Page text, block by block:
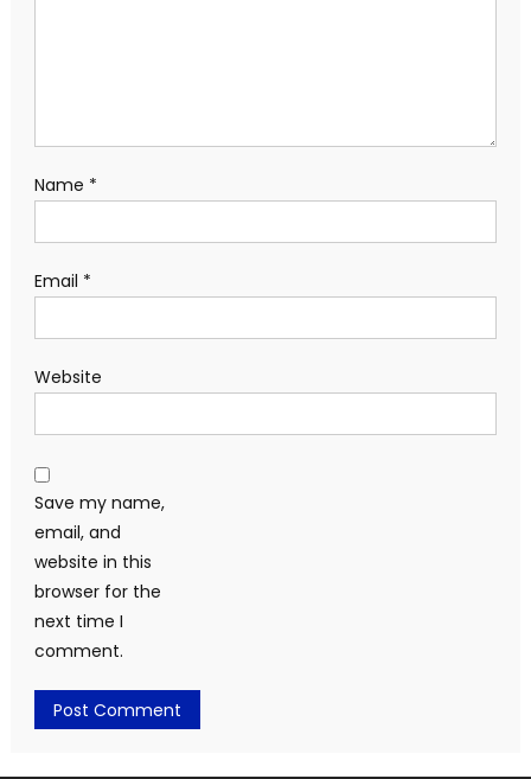
Name *
Email *
Website
Save my name,
email, and
website in this
browser for the
next time I
comment.